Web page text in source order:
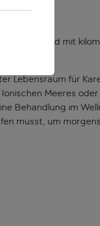
und mit
Lebensraum für
Meeres
Behandlung im
musst, um